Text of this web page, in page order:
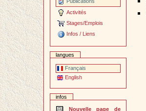
Activités
Stages/Emplois
Infos / Liens
langues
Français
English
infos
Nouvelle page de